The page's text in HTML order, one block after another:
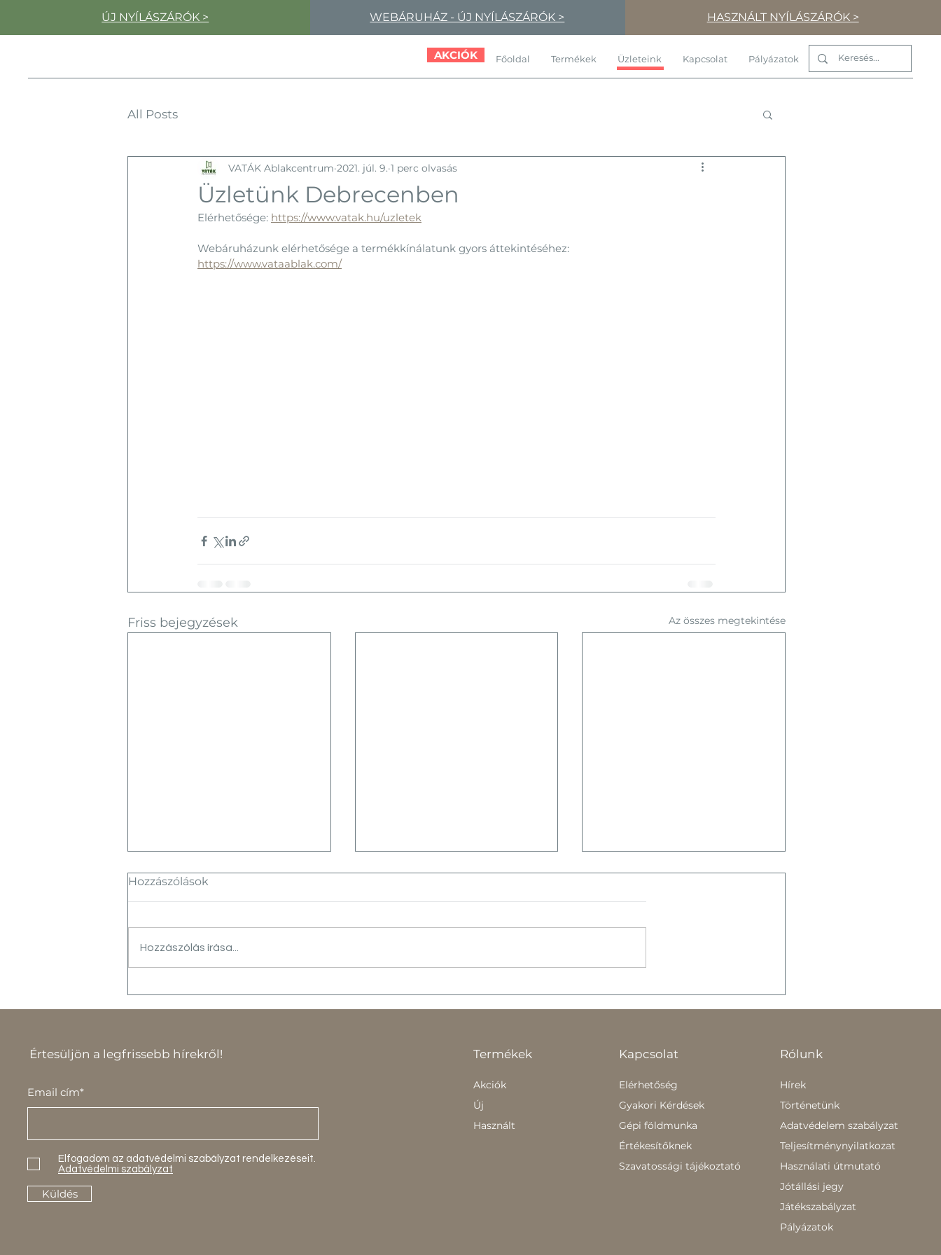
ÚJ NYÍLÁSZÁRÓK > WEBÁRUHÁZ - ÚJ NYÍLÁSZÁRÓK > HASZNÁLT NYÍLÁSZÁRÓK >
AKCIÓK Főoldal Termékek Üzleteink Kapcsolat Pályázatok
All Posts
Üzletünk Debrecenben
VATÁK Ablakcentrum 2021. júl. 9. 1 perc olvasás
Elérhetősége: https://www.vatak.hu/uzletek
Webáruházunk elérhetősége a termékkínálatunk gyors áttekintéséhez:
https://www.vataablak.com/
Friss bejegyzések Az összes megtekintése
Üzletünk Hatvanban
Hozzászólások
Hozzászólás írása...
Értesüljön a legfrissebb hírekről!
Email cím*
Elfogadom az adatvédelmi szabályzat rendelkezéseit.
Adatvédelmi szabályzat
Küldés
Termékek
Akciók
Új
Használt
Kapcsolat
Elérhetőség
Gyakori Kérdések
Gépi földmunka
Értékesítőknek
Szavatossági tájékoztató
Rólunk
Hírek
Történetünk
Adatvédelem szabályzat
Teljesítménynyilatkozat
Használati útmutató
Jótállási jegy
Játékszabályzat
Pályázatok